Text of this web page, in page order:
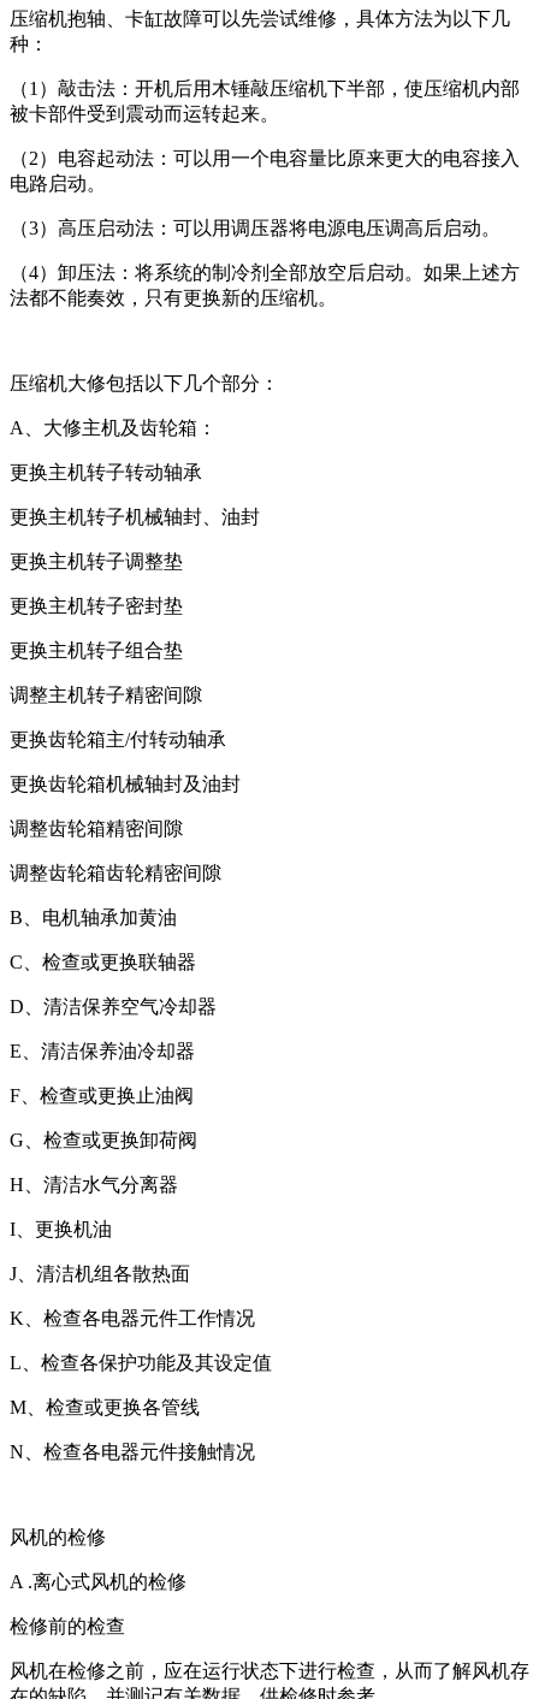
压缩机抱轴、卡缸故障可以先尝试维修，具体方法为以下几
种：
（1）敲击法：开机后用木锤敲压缩机下半部，使压缩机内部
被卡部件受到震动而运转起来。
（2）电容起动法：可以用一个电容量比原来更大的电容接入
电路启动。
（3）高压启动法：可以用调压器将电源电压调高后启动。
（4）卸压法：将系统的制冷剂全部放空后启动。如果上述方
法都不能奏效，只有更换新的压缩机。
压缩机大修包括以下几个部分：
A、大修主机及齿轮箱：
更换主机转子转动轴承
更换主机转子机械轴封、油封
更换主机转子调整垫
更换主机转子密封垫
更换主机转子组合垫
调整主机转子精密间隙
更换齿轮箱主/付转动轴承
更换齿轮箱机械轴封及油封
调整齿轮箱精密间隙
调整齿轮箱齿轮精密间隙
B、电机轴承加黄油
C、检查或更换联轴器
D、清洁保养空气冷却器
E、清洁保养油冷却器
F、检查或更换止油阀
G、检查或更换卸荷阀
H、清洁水气分离器
I、更换机油
J、清洁机组各散热面
K、检查各电器元件工作情况
L、检查各保护功能及其设定值
M、检查或更换各管线
N、检查各电器元件接触情况
风机的检修
A .离心式风机的检修
检修前的检查
风机在检修之前，应在运行状态下进行检查，从而了解风机存